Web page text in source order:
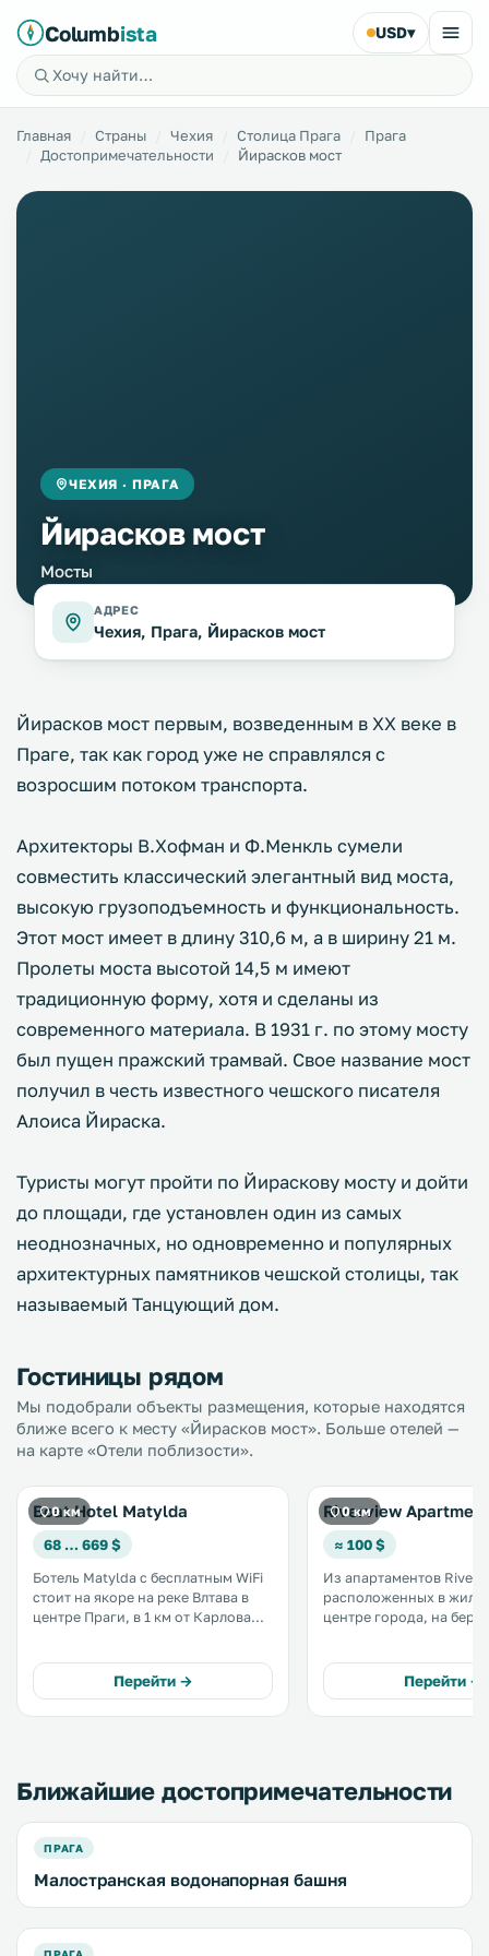
Columbista USD▾
Главная Страны Чехия Столица Прага
Прага
Достопримечательности
Йирасков мост
ЧЕХИЯ · ПРАГА
Йирасков мост
Мосты
АДРЕС
Чехия, Прага, Йирасков мост
Йирасков мост первым, возведенным в XX веке в
Праге, так как город уже не справлялся с
возросшим потоком транспорта.
Архитекторы В.Хофман и Ф.Менкль сумели
совместить классический элегантный вид моста,
высокую грузоподъемность и функциональность.
Этот мост имеет в длину 310,6 м, а в ширину 21 м.
Пролеты моста высотой 14,5 м имеют
традиционную форму, хотя и сделаны из
современного материала. В 1931 г. по этому мосту
был пущен пражский трамвай. Свое название мост
получил в честь известного чешского писателя
Алоиса Йираска.
Туристы могут пройти по Йираскову мосту и дойти
до площади, где установлен один из самых
неоднозначных, но одновременно и популярных
архитектурных памятников чешской столицы, так
называемый Танцующий дом.
Гостиницы рядом
Мы подобрали объекты размещения, которые находятся
ближе всего к месту «Йирасков мост». Больше отелей —
на карте «Отели поблизости».
0 км
Boat Hotel Matylda
68 … 669 $
Ботель Matylda с бесплатным WiFi
стоит на якоре на реке Влтава в
центре Праги, в 1 км от Карлова
гостей стандартные двухместные
номера с 1 кроватью на старинном
судне Matylda. .
Перейти →
0 км
Riverview
≈ 100 $
Из апартаментов
расположенных в
центре города, на
Национальный театр. К услугам
гостей балкон,
платная частная
Перейти →
Ближайшие достопримечательности
ПРАГА
Малостранская водонапорная башня